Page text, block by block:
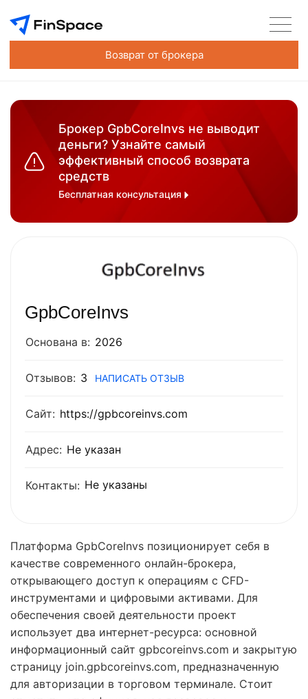
Возврат от брокера
Брокер GpbCoreInvs не выводит
деньги? Узнайте самый
эффективный способ возврата
средств
Бесплатная консультация
GpbCoreInvs
Основана в: 2026
Отзывов: 3 НАПИСАТЬ ОТЗЫВ
Сайт: https://gpbcoreinvs.com
Адрес: Не указан
Контакты: Не указаны
Платформа GpbCoreInvs позиционирует себя в
качестве современного онлайн-брокера,
открывающего доступ к операциям с CFD-
инструментами и цифровыми активами. Для
обеспечения своей деятельности проект
использует два интернет-ресурса: основной
информационный сайт gpbcoreinvs.com и закрытую
страницу join.gpbcoreinvs.com, предназначенную
для авторизации в торговом терминале. Стоит